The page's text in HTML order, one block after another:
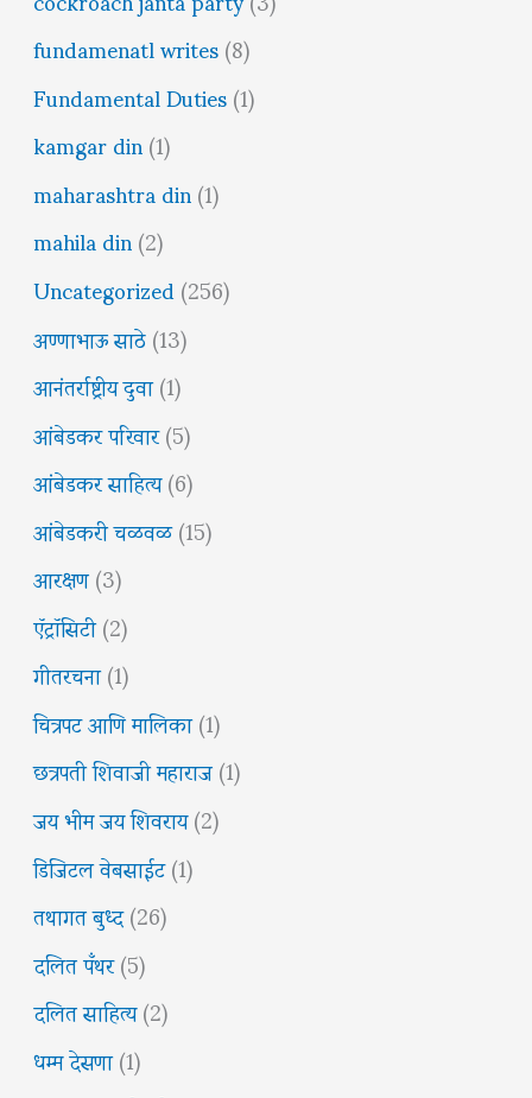
fundamenatl writes(8)
Fundamental Duties(1)
kamgar din(1)
maharashtra din(1)
mahila din(2)
Uncategorized(256)
अण्णाभाऊ साठे(13)
आनंतर्राष्ट्रीय दुवा(1)
आंबेडकर परिवार(5)
आंबेडकर साहित्य(6)
आंबेडकरी चळवळ(15)
आरक्षण(3)
ऍट्रॉसिटी(2)
गीतरचना(1)
चित्रपट आणि मालिका(1)
छत्रपती शिवाजी महाराज(1)
जय भीम जय शिवराय(2)
डिजिटल वेबसाईट(1)
तथागत बुध्द(26)
दलित पँथर(5)
दलित साहित्य(2)
धम्म देसणा(1)